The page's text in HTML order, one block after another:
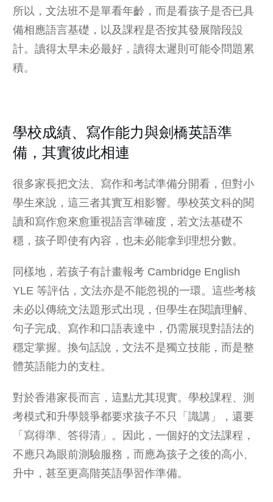
所以，文法班不是單看年齡，而是看孩子是否已具
備相應語言基礎，以及課程是否按其發展階段設
計。讀得太早未必最好，讀得太遲則可能令問題累
積。
學校成績、寫作能力與劍橋英語準
備，其實彼此相連
很多家長把文法、寫作和考試準備分開看，但對小
學生來說，這三者其實互相影響。學校英文科的閱
讀和寫作愈來愈重視語言準確度，若文法基礎不
穩，孩子即使有內容，也未必能拿到理想分數。
同樣地，若孩子有計畫報考 Cambridge English
YLE 等評估，文法亦是不能忽視的一環。這些考核
未必以傳統文法題形式出現，但學生在閱讀理解、
句子完成、寫作和口語表達中，仍需展現對語法的
穩定掌握。換句話說，文法不是獨立技能，而是整
體英語能力的支柱。
對於香港家長而言，這點尤其現實。學校課程、測
考模式和升學競爭都要求孩子不只「識講」，還要
「寫得準、答得清」。因此，一個好的文法課程，
不應只為眼前測驗服務，而應為孩子之後的高小、
升中，甚至更高階英語學習作準備。